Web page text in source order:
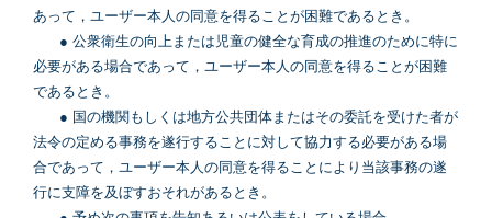
あって，ユーザー本人の同意を得ることが困難であるとき。
● 公衆衛生の向上または児童の健全な育成の推進のために特に
必要がある場合であって，ユーザー本人の同意を得ることが困難
であるとき。
● 国の機関もしくは地方公共団体またはその委託を受けた者が
法令の定める事務を遂行することに対して協力する必要がある場
合であって，ユーザー本人の同意を得ることにより当該事務の遂
行に支障を及ぼすおそれがあるとき。